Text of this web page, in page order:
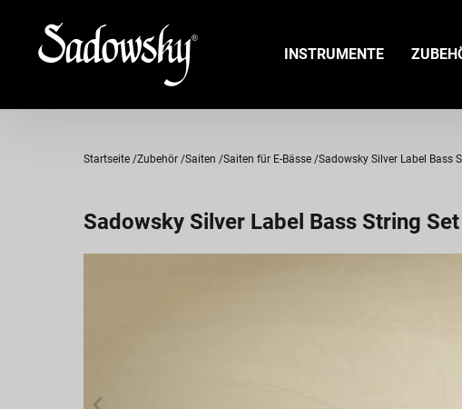
INSTRUMENTE
Startseite Zubehör Saiten Saiten für E-Bässe Sadowsky Silver Label Bass
Sadowsky Silver Label Bass String